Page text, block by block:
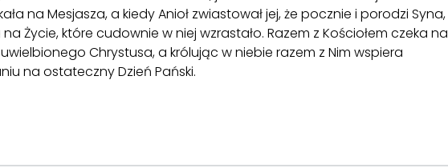
na Mesjasza, a kiedy Anioł zwiastował jej, że pocznie i porodzi Syna,
Życie, które cudownie w niej wzrastało. Razem z Kościołem czeka na
Chrystusa, a królując w niebie razem z Nim wspiera
na ostateczny Dzień Pański.